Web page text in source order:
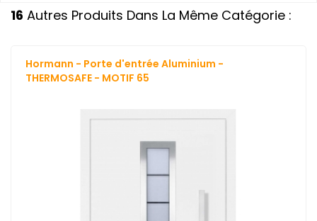
16 Autres Produits Dans La Même Catégorie :
Hormann - Porte d'entrée Aluminium -
THERMOSAFE - MOTIF 65